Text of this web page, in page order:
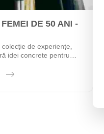
DE 50 ANI -
de experiențe,
idei concrete pentru